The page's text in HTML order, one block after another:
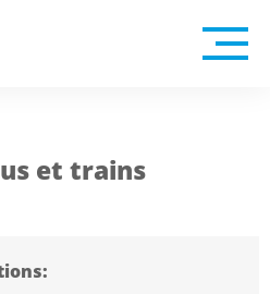
et trains